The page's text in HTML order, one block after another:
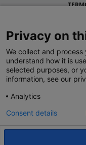
GRUPO
Privacy on
We collect and
understand how it is
selected purposes, or
information, see our
Analytics
Consent details